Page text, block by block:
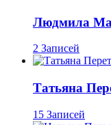
Людмила
2 Записей
Татьяна
15 Записей